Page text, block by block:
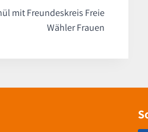
mit Freundeskreis Freie
Wähler Frauen